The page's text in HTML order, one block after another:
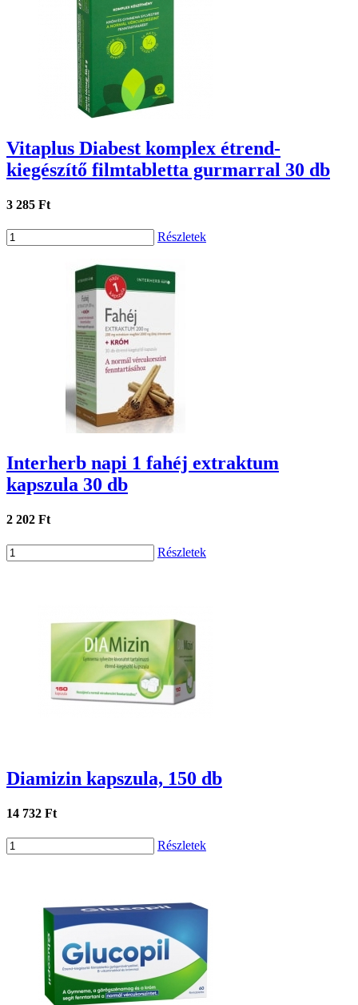
Vitaplus Diabest komplex étrend-
kiegészítő filmtabletta gurmarral 30 db
3 285 Ft
Részletek
Interherb napi 1 fahéj extraktum
kapszula 30 db
2 202 Ft
Részletek
Diamizin kapszula, 150 db
14 732 Ft
Részletek